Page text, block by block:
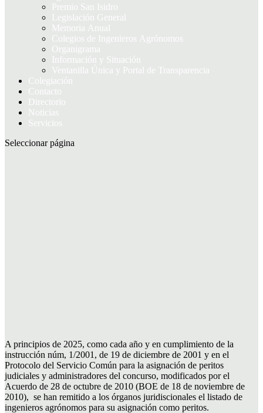
Premio San Isidro
Legislación General
Memoria Anual
Colegios de Ingenieros Agrónomos
Organigrama
Información y Situación
Ventanilla Única y Portal de Transparencia
Colegiación
Contacto
Directorio
Noticias
Servicios
Seleccionar página
A principios de 2025, como cada año y en cumplimiento de la
instrucción núm, 1/2001, de 19 de diciembre de 2001 y en el
Protocolo del Servicio Común para la asignación de peritos
judiciales y administradores del concurso, modificados por el
Acuerdo de 28 de octubre de 2010 (BOE de 18 de noviembre de
2010), se han remitido a los órganos juridiscionales el listado de
ingenieros agrónomos para su asignación como peritos.